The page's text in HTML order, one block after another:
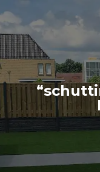
naar
de
inhoud